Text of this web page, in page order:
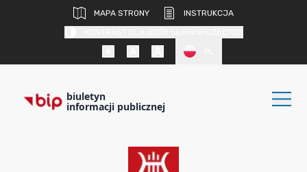
MAPA STRONY
INSTRUKCJA
biuletyn
informacji publicznej